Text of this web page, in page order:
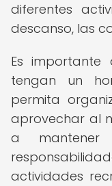
diferentes
descanso, las
Es
tengan un
permita
aprovechar al
a
actividades